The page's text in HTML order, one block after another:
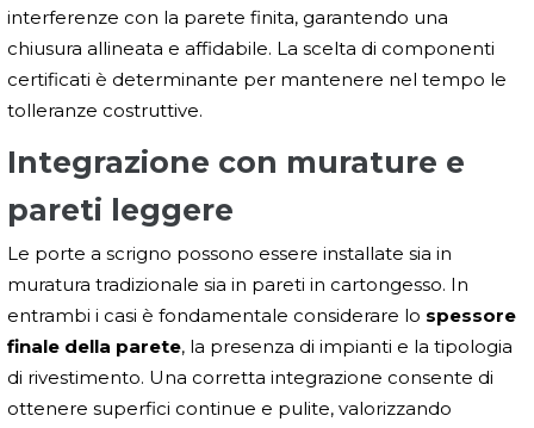
interferenze con la parete finita, garantendo una
chiusura allineata e affidabile. La scelta di componenti
certificati è determinante per mantenere nel tempo le
tolleranze costruttive.
Integrazione con murature e
pareti leggere
Le porte a scrigno possono essere installate sia in
muratura tradizionale sia in pareti in cartongesso. In
entrambi i casi è fondamentale considerare lo spessore
finale della parete, la presenza di impianti e la tipologia
di rivestimento. Una corretta integrazione consente di
ottenere superfici continue e pulite, valorizzando